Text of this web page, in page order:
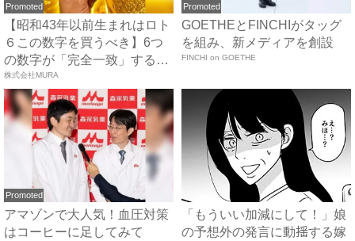
Promoted
【昭和43年以前生まれはロト
６この数字を買うべき】6つ
の数字が「完全一致」する
方...
株式会社MURA
Promoted
GOETHEとFINCHIがタッグ
を組み、新メディアを創設
FINCHI on GOETHE
Promoted
アマゾンで大人気！血圧対策
はコーヒーに足してみて
「もういい加減にして！」娘
の予想外の発言に動揺する嫁